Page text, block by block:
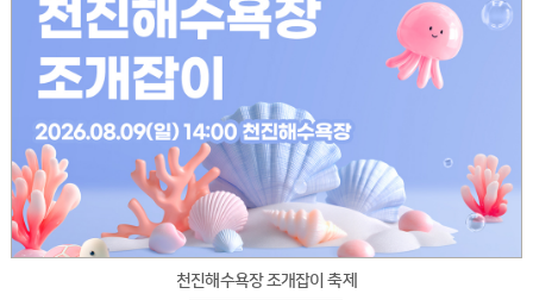
천진해수욕장 조개잡이 축제